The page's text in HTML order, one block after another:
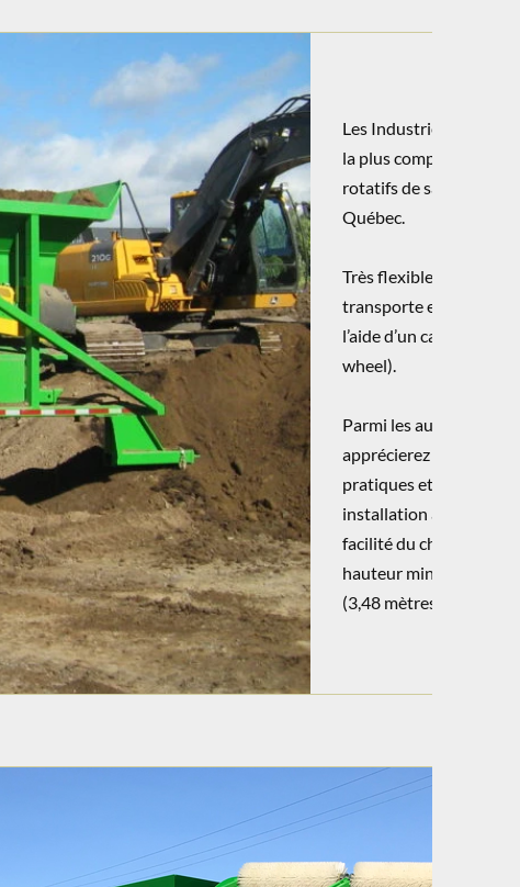
Les Industries Poulin
la plus complète et
rotatifs de sa catégorie
Québec.
Très flexible, le
transporte et se
l’aide d’un camion
wheel).
Parmi les autres
apprécierez chez le
pratiques et
installation à l’endroit
facilité du chargement
hauteur minimum de
(3,48 mètres).